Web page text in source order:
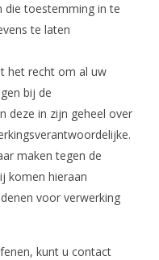
die toestemming in te
te laten
het recht om al uw
bij de
deze in zijn geheel over
maken tegen de
komen hieraan
voor verwerking
kunt u contact